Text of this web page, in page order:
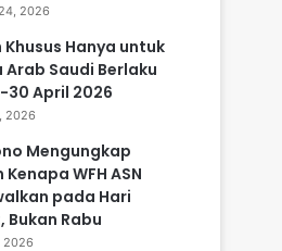
2026
Khusus Hanya untuk
Arab Saudi Berlaku
30 April 2026
2026
Mengungkap
WFH ASN
pada Hari
Bukan Rabu
2026